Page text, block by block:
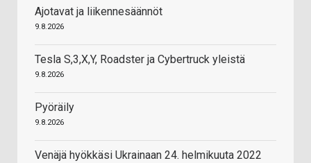
Ajotavat ja liikennesäännöt
9.8.2026
Tesla S,3,X,Y, Roadster ja Cybertruck yleistä
9.8.2026
Pyöräily
9.8.2026
Venäjä hyökkäsi Ukrainaan 24. helmikuuta 2022